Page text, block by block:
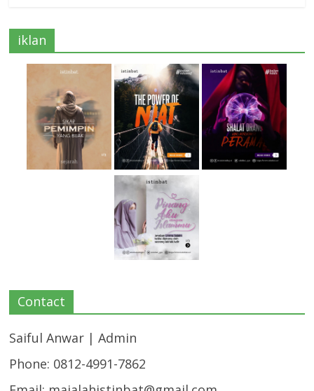
iklan
Contact
Saiful Anwar | Admin
Phone: 0812-4991-7862